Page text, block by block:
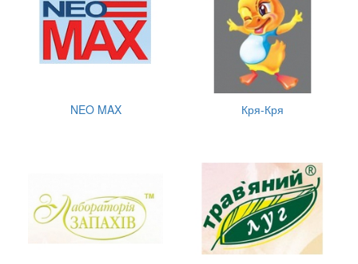
NEO MAX Кря-Кря